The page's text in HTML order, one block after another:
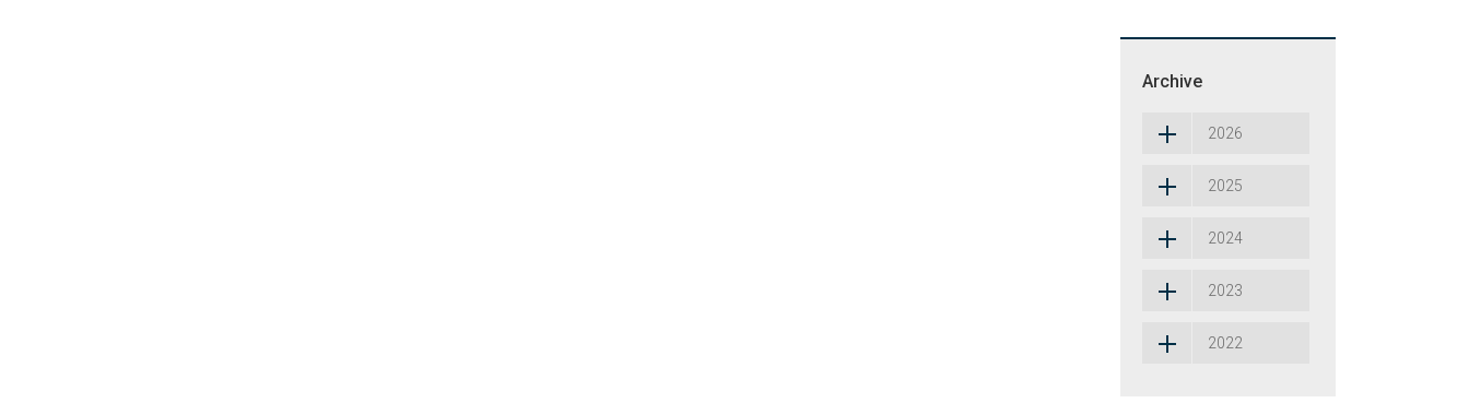
Archive
2026
2025
2024
2023
2022